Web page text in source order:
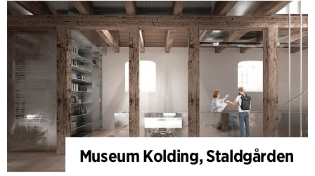
Museum Kolding, Staldgården